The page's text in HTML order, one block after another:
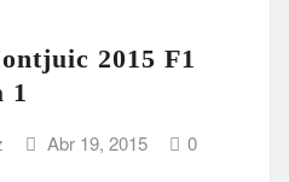
2015 F1
1
Abr 19, 2015 0